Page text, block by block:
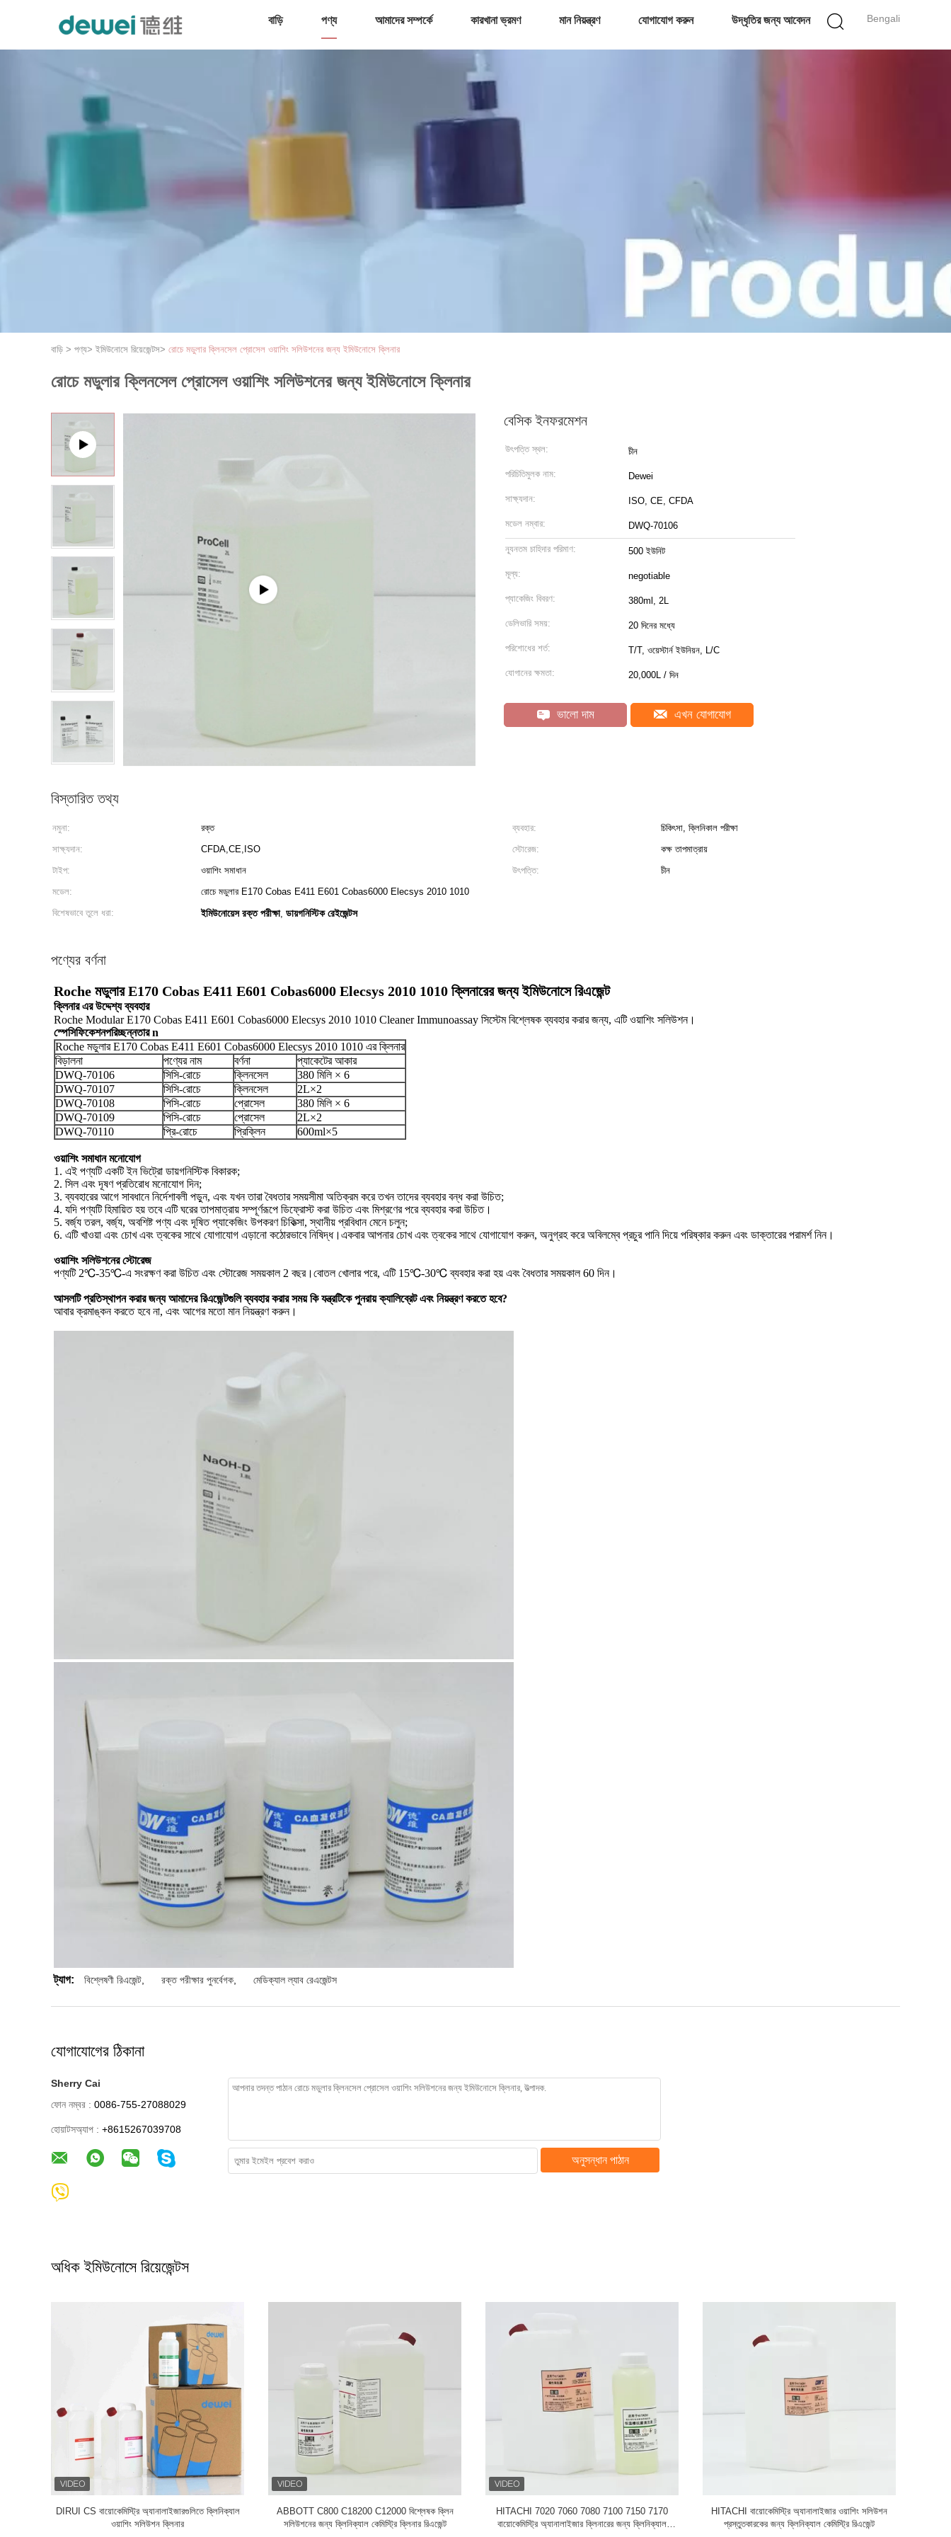
Bengali
বাড়ি পণ্য আমাদের সম্পর্কে কারখানা ভ্রমণ মান নিয়ন্ত্রণ যোগাযোগ করুন উদ্ধৃতির জন্য আবেদন
বাড়ি > পণ্য> ইমিউনোসে রিয়েজেন্টস> রোচে মডুলার ক্লিনসেল প্রোসেল ওয়াশিং সলিউশনের জন্য ইমিউনোসে ক্লিনার
রোচে মডুলার ক্লিনসেল প্রোসেল ওয়াশিং সলিউশনের জন্য ইমিউনোসে ক্লিনার
বেসিক ইনফরমেশন
উৎপত্তি স্থল: চীন
পরিচিতিমুলক নাম: Dewei
সাক্ষ্যদান: ISO, CE, CFDA
মডেল নম্বার: DWQ-70106
ন্যূনতম চাহিদার পরিমাণ: 500 ইউনিট
মূল্য: negotiable
প্যাকেজিং বিবরণ: 380ml, 2L
ডেলিভারি সময়: 20 দিনের মধ্যে
পরিশোধের শর্ত: T/T, ওয়েস্টার্ন ইউনিয়ন, L/C
যোগানের ক্ষমতা: 20,000L / দিন
ভালো দাম এখন যোগাযোগ
বিস্তারিত তথ্য
নমুনা: রক্ত ব্যবহার:
চিকিৎসা, ক্লিনিকাল পরীক্ষা
সাক্ষ্যদান:
CFDA,CE,ISO স্টোরেজ:
কক্ষ তাপমাত্রায়
টাইপ:
ওয়াশিং সমাধান উৎপত্তি:
চীন
মডেল:
রোচে মডুলার E170 Cobas E411 E601 Cobas6000 Elecsys 2010 1010
বিশেষভাবে তুলে ধরা:
ইমিউনোয়েস রক্ত ​​পরীক্ষা, ডায়গনিস্টিক রেইজেন্টস
পণ্যের বর্ণনা
Roche মডুলার E170 Cobas E411 E601 Cobas6000 Elecsys 2010 1010 ক্লিনারের জন্য ইমিউনোসে রিএজেন্ট
ক্লিনার এর উদ্দেশ্য ব্যবহার
Roche Modular E170 Cobas E411 E601 Cobas6000 Elecsys 2010 1010 Cleaner Immunoassay সিস্টেম বিশ্লেষক ব্যবহার করার জন্য, এটি ওয়াশিং সলিউশন।
স্পেসিফিকেশনপরিচ্ছন্নতার n
Roche মডুলার E170 Cobas E411 E601 Cobas6000 Elecsys 2010 1010 এর ক্লিনার
বিড়ালনা
পণ্যের নাম বর্ণনা
প্যাকেটের আকার
DWQ-70106
সিসি-রোচে ক্লিনসেল
380 মিলি × 6
DWQ-70107
সিসি-রোচে ক্লিনসেল
2L×2
DWQ-70108
পিসি-রোচে প্রোসেল
380 মিলি × 6
DWQ-70109
পিসি-রোচে প্রোসেল
2L×2
DWQ-70110
প্রি-রোচে প্রিক্লিন 600ml×5
ওয়াশিং সমাধান মনোযোগ
1. এই পণ্যটি একটি ইন ভিট্রো ডায়গনিস্টিক বিকারক;
2. সিল এবং দূষণ প্রতিরোধ মনোযোগ দিন;
3. ব্যবহারের আগে সাবধানে নির্দেশাবলী পড়ুন, এবং যখন তারা বৈধতার সময়সীমা অতিক্রম করে তখন তাদের ব্যবহার বন্ধ করা উচিত;
4. যদি পণ্যটি হিমায়িত হয় তবে এটি ঘরের তাপমাত্রায় সম্পূর্ণরূপে ডিফ্রোস্ট করা উচিত এবং মিশ্রণের পরে ব্যবহার করা উচিত।
5. বর্জ্য তরল, বর্জ্য, অবশিষ্ট পণ্য এবং দূষিত প্যাকেজিং উপকরণ চিকিত্সা, স্থানীয় প্রবিধান মেনে চলুন;
6. এটি খাওয়া এবং চোখ এবং ত্বকের সাথে যোগাযোগ এড়ানো কঠোরভাবে নিষিদ্ধ।একবার আপনার চোখ এবং ত্বকের সাথে যোগাযোগ করুন, অনুগ্রহ করে অবিলম্বে প্রচুর পানি দিয়ে পরিষ্কার করুন এবং ডাক্তারের পরামর্শ নিন।
ওয়াশিং সলিউশনের স্টোরেজ
পণ্যটি 2℃-35℃-এ সংরক্ষণ করা উচিত এবং স্টোরেজ সময়কাল 2 বছর।বোতল খোলার পরে, এটি 15℃-30℃ ব্যবহার করা হয় এবং বৈধতার সময়কাল 60 দিন।
আসলটি প্রতিস্থাপন করার জন্য আমাদের রিএজেন্টগুলি ব্যবহার করার সময় কি যন্ত্রটিকে পুনরায় ক্যালিব্রেট এবং নিয়ন্ত্রণ করতে হবে?
আবার ক্রমাঙ্কন করতে হবে না, এবং আগের মতো মান নিয়ন্ত্রণ করুন।
ট্যাগ: বিশ্লেষণী রিএজেন্ট রক্ত ​​পরীক্ষার পুনর্বেগক মেডিক্যাল ল্যাব রেএজেন্টস
যোগাযোগের ঠিকানা
Sherry Cai
ফোন নম্বর : 0086-755-27088029
হোয়াটসঅ্যাপ : +8615267039708
অনুসন্ধান পাঠান
অধিক ইমিউনোসে রিয়েজেন্টস
বেকম্যান এক্সেস DXL600 DXL800 জন্য বিশুদ্ধ মেডিকেল
ল্যাব বিকারকের Immunoassay বিকারকের
অ্যাবট AXSYM I1000 Ci62002 এর জন্য পেশাদার
ল্যাবরেটরি ইমিউনোসাই ক্লিনিং রিএজেন্ট
MINDRAY BS300 BS380 BS400 BS480
BS400 BS800 BS2000M তে রসায়ন ওয়াশিং সলিউশন
রোচে মডুলার ক্লিনসেল প্রোসেল ওয়াশিং সলিউশনের জন্য
ইমিউনোসে ক্লিনার